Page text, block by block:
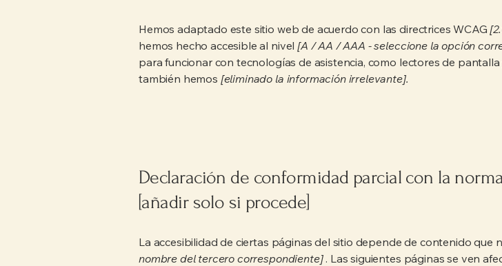
Hemos adaptado este sitio web de acuerdo con las directrices WCAG
hemos hecho accesible al nivel[A / AA / AAA - seleccione la opción
para funcionar con tecnologías de asistencia, como lectores de
también hemos [eliminado la información irrelevante].
Declaración de conformidad parcial con la
[añadir solo si procede]
La accesibilidad de ciertas páginas del sitio depende de contenido que
nombre del tercero correspondiente]. Las siguientes páginas se ven